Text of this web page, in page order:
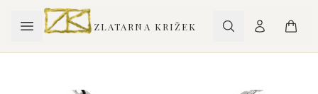
ZLATARNA KRIŽEK